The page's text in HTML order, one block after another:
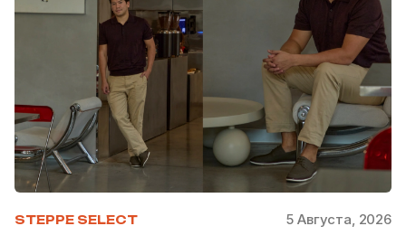
STEPPE SELECT 5 Августа, 2026